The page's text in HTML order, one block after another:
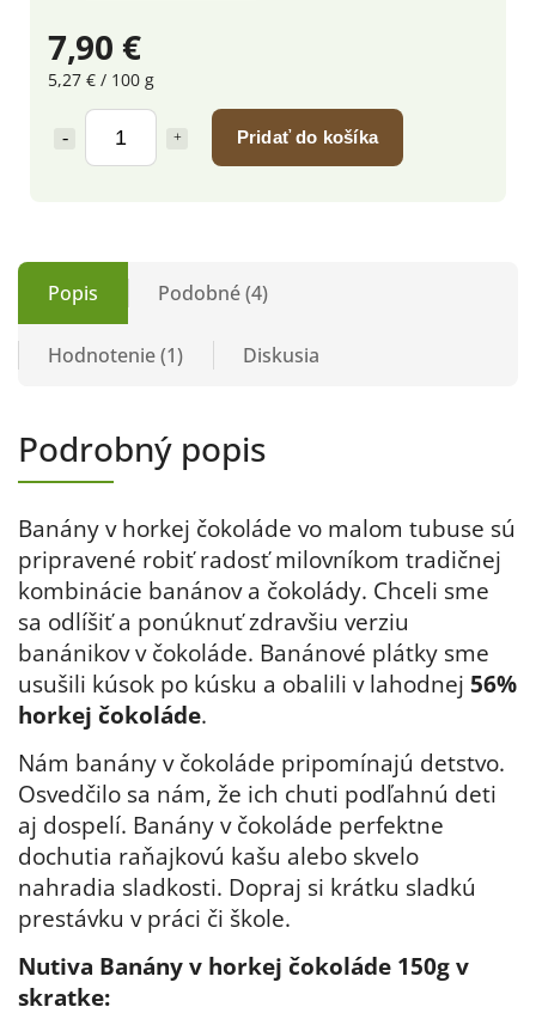
7,90 €
5,27 € / 100 g
Pridať do košíka
Popis Podobné (4)
Hodnotenie (1) Diskusia
Podrobný popis
Banány v horkej čokoláde vo malom tubuse sú
pripravené robiť radosť milovníkom tradičnej
kombinácie banánov a čokolády. Chceli sme
sa odlíšiť a ponúknuť zdravšiu verziu
banánikov v čokoláde. Banánové plátky sme
usušili kúsok po kúsku a obalili v lahodnej 56%
horkej čokoláde.
Nám banány v čokoláde pripomínajú detstvo.
Osvedčilo sa nám, že ich chuti podľahnú deti
aj dospelí. Banány v čokoláde perfektne
dochutia raňajkovú kašu alebo skvelo
nahradia sladkosti. Dopraj si krátku sladkú
prestávku v práci či škole.
Nutiva Banány v horkej čokoláde 150g v
skratke: